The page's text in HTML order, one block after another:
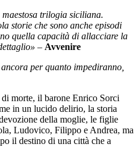
trilogia siciliana.
storie che sono anche episodi
quella capacità di allacciare la
– Avvenire
per quanto impediranno,
morte, il barone Enrico Sorci
in un lucido delirio, la storia
della moglie, le figlie
Ludovico, Filippo e Andrea, ma
il destino di una città che a